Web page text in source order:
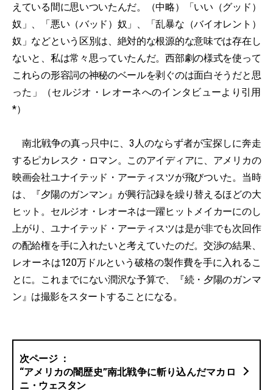
えている間に思いついたんだ。（中略）「いい（グッド）
奴」、「悪い（バッド）奴」、「乱暴な（バイオレント）
奴」などという区別は、絶対的な根源的な意味では存在し
ないと、私は常々思っていたんだ。西部劇の様式を使って
これらの形容詞の神秘のベールを剥ぐのは面白そうだと思
った」（セルジオ・レオーネへのインタビューより引用
*）
南北戦争の真っ只中に、3人のならず者が宝探しに奔走
するピカレスク・ロマン。このアイディアに、アメリカの
映画会社ユナイテッド・アーティスツが飛びついた。当時
は、『夕陽のガンマン』が興行記録を繰り替えるほどの大
ヒット。セルジオ・レオーネは一躍ヒットメイカーにのし
上がり、ユナイテッド・アーティスツは是が非でも次回作
の配給権を手に入れたいと考えていたのだ。交渉の結果、
レオーネは120万ドルという破格の製作費を手に入れるこ
とに。これまでにない潤沢な予算で、『続・夕陽のガンマ
ン』は撮影をスタートすることになる。
“アメリカの闇歴史”南北戦争に斬り込んだマカロ
ニ・ウェスタン